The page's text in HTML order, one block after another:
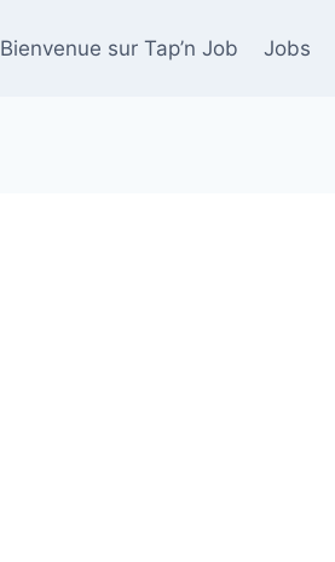
Bienvenue sur Tap’n Job Jobs